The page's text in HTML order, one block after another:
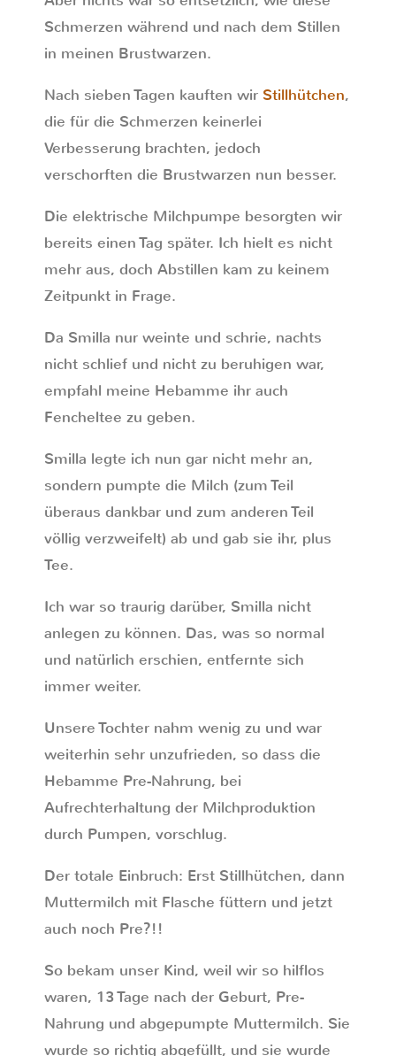
Schmerzen während und nach dem Stillen
in meinen Brustwarzen.
Nach sieben Tagen kauften wir Stillhütchen,
die für die Schmerzen keinerlei
Verbesserung brachten, jedoch
verschorften die Brustwarzen nun besser.
Die elektrische Milchpumpe besorgten wir
bereits einen Tag später. Ich hielt es nicht
mehr aus, doch Abstillen kam zu keinem
Zeitpunkt in Frage.
Da Smilla nur weinte und schrie, nachts
nicht schlief und nicht zu beruhigen war,
empfahl meine Hebamme ihr auch
Fencheltee zu geben.
Smilla legte ich nun gar nicht mehr an,
sondern pumpte die Milch (zum Teil
überaus dankbar und zum anderen Teil
völlig verzweifelt) ab und gab sie ihr, plus
Tee.
Ich war so traurig darüber, Smilla nicht
anlegen zu können. Das, was so normal
und natürlich erschien, entfernte sich
immer weiter.
Unsere Tochter nahm wenig zu und war
weiterhin sehr unzufrieden, so dass die
Hebamme Pre-Nahrung, bei
Aufrechterhaltung der Milchproduktion
durch Pumpen, vorschlug.
Der totale Einbruch: Erst Stillhütchen, dann
Muttermilch mit Flasche füttern und jetzt
auch noch Pre?!!
So bekam unser Kind, weil wir so hilflos
waren, 13 Tage nach der Geburt, Pre-
Nahrung und abgepumpte Muttermilch. Sie
wurde so richtig abgefüllt, und sie wurde